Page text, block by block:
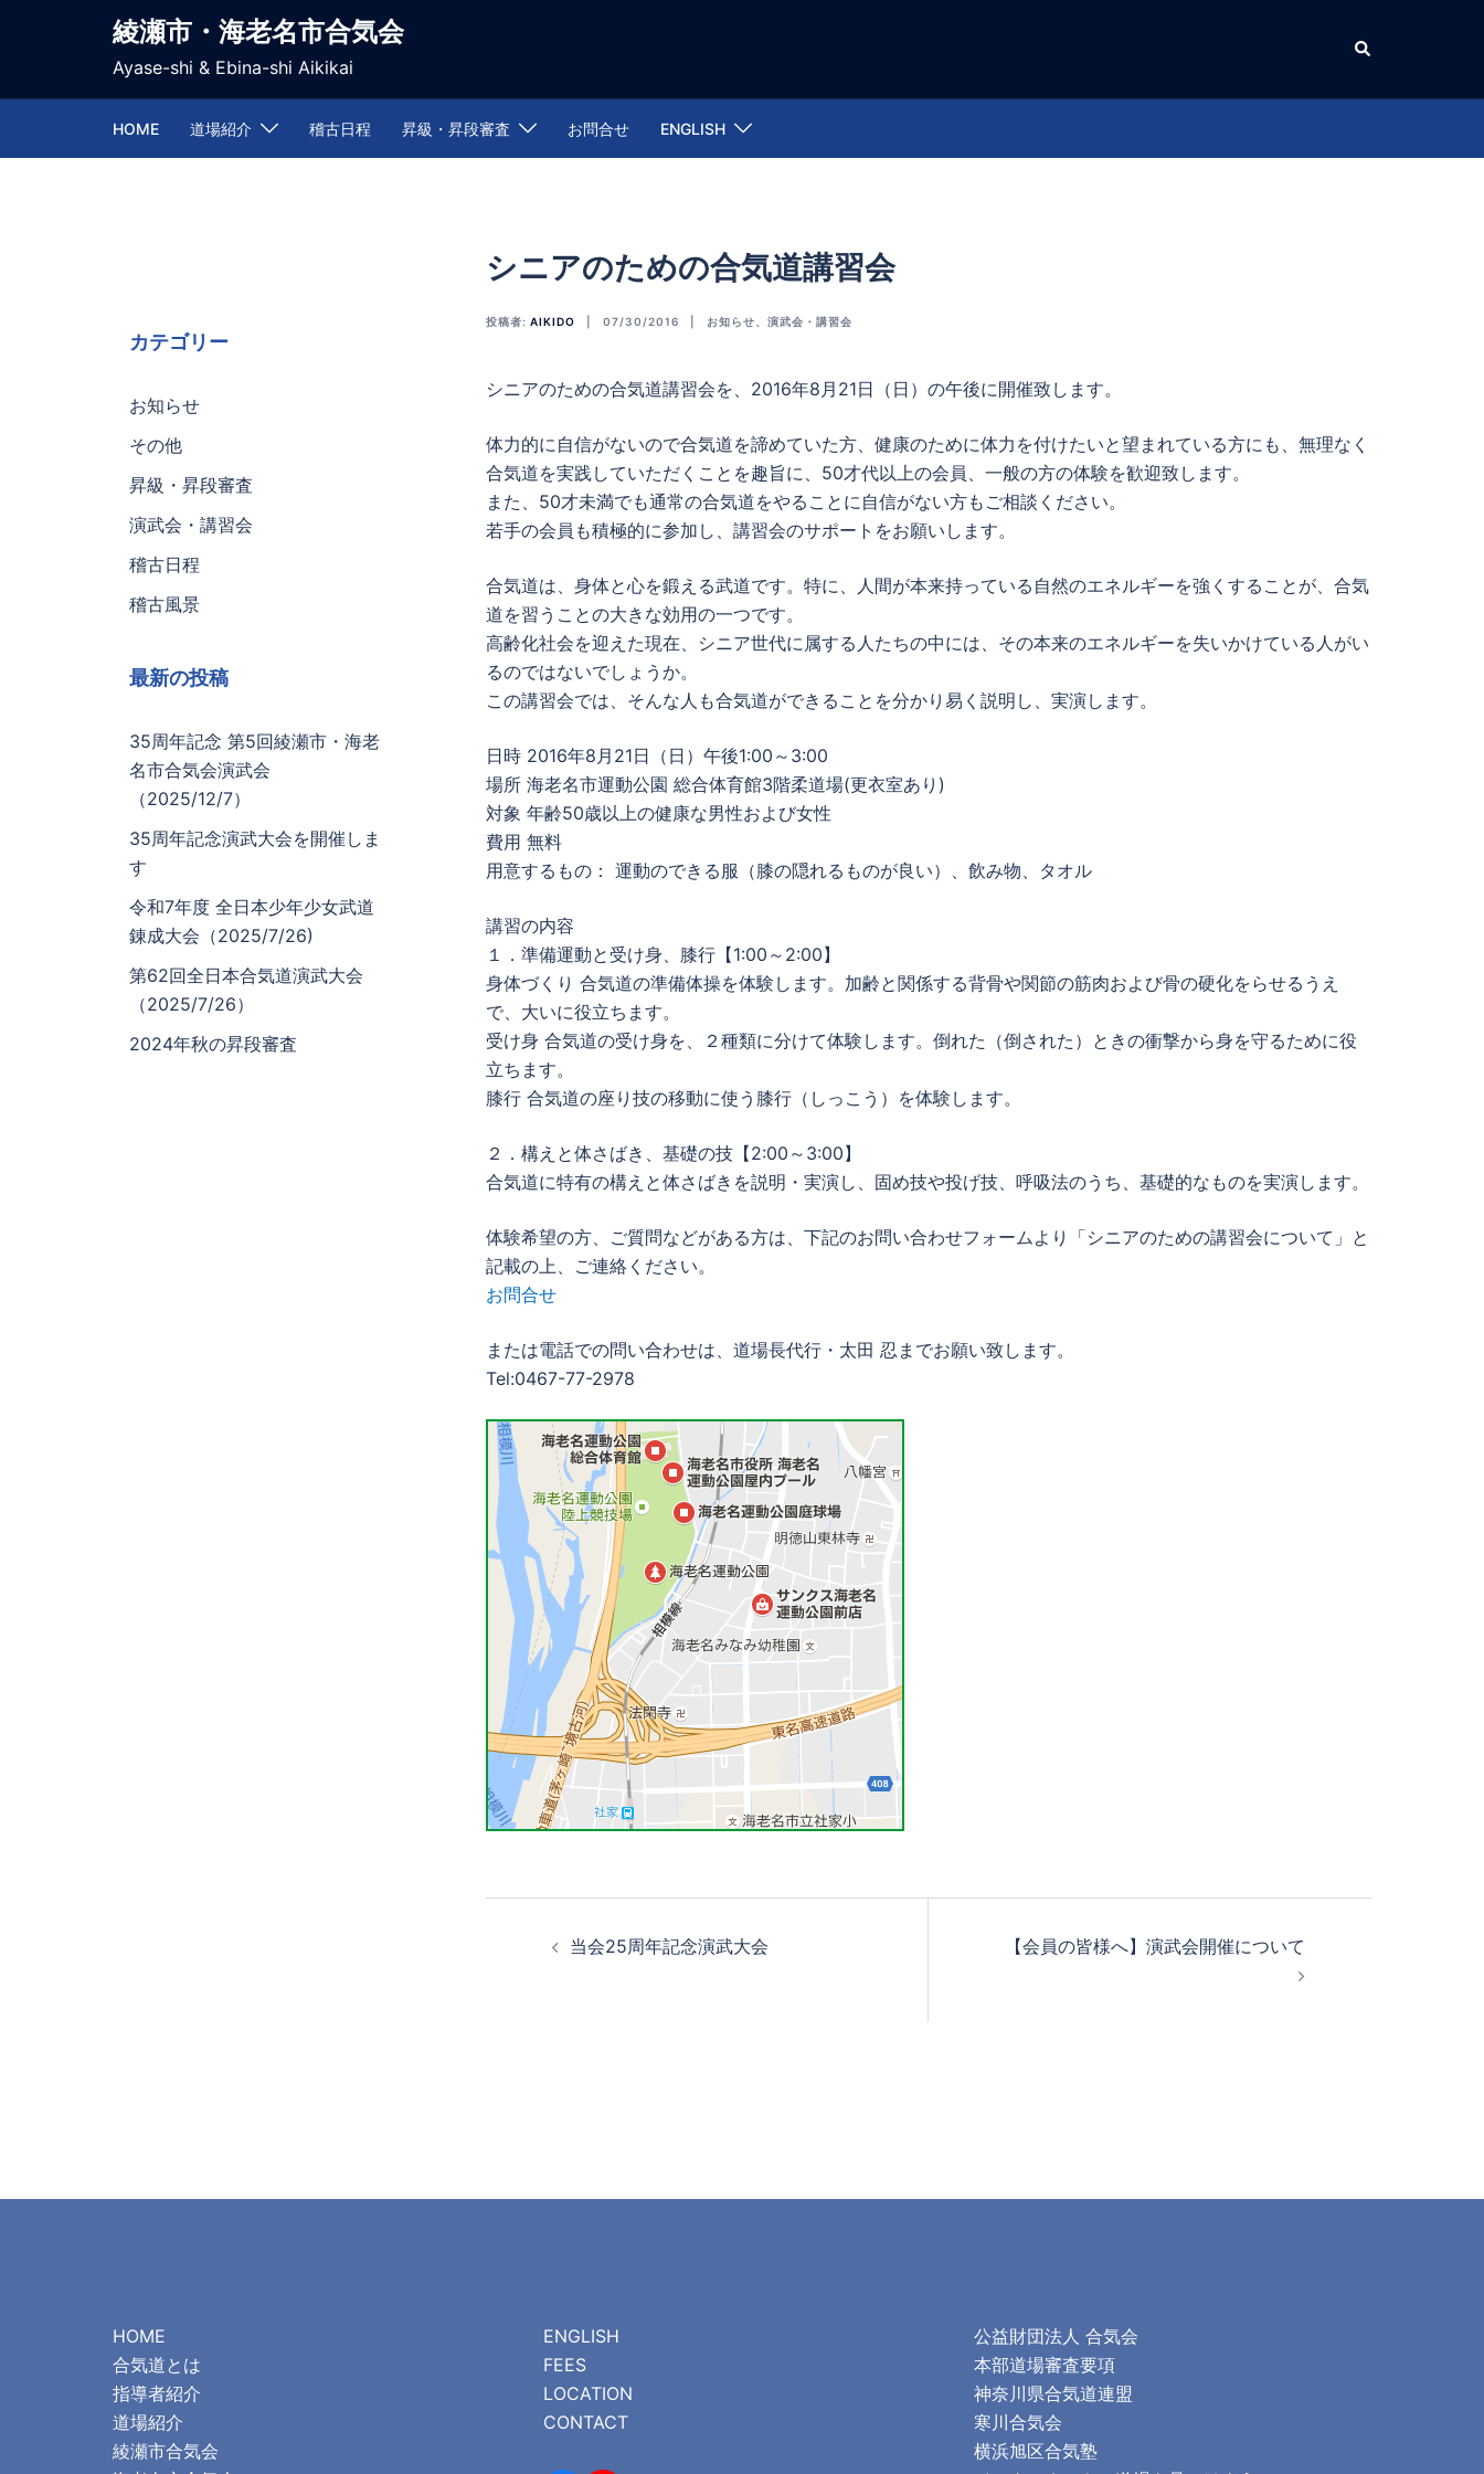
ン
へ
綾瀬市・海老名市合気会
Ayase-shi & Ebina-shi Aikikai
検
索
HOME 道場紹介 稽古日程 昇級・昇段審査 お問合せ ENGLISH
シニアのための合気道講習会
投稿者: AIKIDO 07/30/2016 お知らせ 演武会・講習会
シニアのための合気道講習会を、2016年8月21日（日）の午後に開催致します。
体力的に自信がないので合気道を諦めていた方、健康のために体力を付けたいと望まれている方にも、無理なく
合気道を実践していただくことを趣旨に、50才代以上の会員、一般の方の体験を歓迎致します。
また、50才未満でも通常の合気道をやることに自信がない方もご相談ください。
若手の会員も積極的に参加し、講習会のサポートをお願いします。
合気道は、身体と心を鍛える武道です。特に、人間が本来持っている自然のエネルギーを強くすることが、合気
道を習うことの大きな効用の一つです。
高齢化社会を迎えた現在、シニア世代に属する人たちの中には、その本来のエネルギーを失いかけている人がい
るのではないでしょうか。
この講習会では、そんな人も合気道ができることを分かり易く説明し、実演します。
日時 2016年8月21日（日）午後1:00～3:00
場所 海老名市運動公園 総合体育館3階柔道場(更衣室あり)
対象 年齢50歳以上の健康な男性および女性
費用 無料
用意するもの： 運動のできる服（膝の隠れるものが良い）、飲み物、タオル
講習の内容
１．準備運動と受け身、膝行【1:00～2:00】
身体づくり 合気道の準備体操を体験します。加齢と関係する背骨や関節の筋肉および骨の硬化をらせるうえ
で、大いに役立ちます。
受け身 合気道の受け身を、２種類に分けて体験します。倒れた（倒された）ときの衝撃から身を守るために役
立ちます。
膝行 合気道の座り技の移動に使う膝行（しっこう）を体験します。
２．構えと体さばき、基礎の技【2:00～3:00】
合気道に特有の構えと体さばきを説明・実演し、固め技や投げ技、呼吸法のうち、基礎的なものを実演します。
体験希望の方、ご質問などがある方は、下記のお問い合わせフォームより「シニアのための講習会について」と
記載の上、ご連絡ください。
お問合せ
または電話での問い合わせは、道場長代行・太田 忍までお願い致します。
Tel:0467-77-2978
当会25周年記念演武大会 【会員の皆様へ】演武会開催について
カテゴリー
お知らせ
その他
昇級・昇段審査
演武会・講習会
稽古日程
稽古風景
最新の投稿
35周年記念 第5回綾瀬市・海老
名市合気会演武会
（2025/12/7）
35周年記念演武大会を開催しま
す
令和7年度 全日本少年少女武道
錬成大会（2025/7/26)
第62回全日本合気道演武大会
（2025/7/26）
2024年秋の昇段審査
HOME
合気道とは
指導者紹介
道場紹介
綾瀬市合気会
ENGLISH
FEES
LOCATION
CONTACT
公益財団法人 合気会
本部道場審査要項
神奈川県合気道連盟
寒川合気会
横浜旭区合気塾